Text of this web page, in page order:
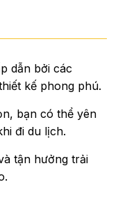
dẫn bởi các
kế phong phú.
bạn có thể yên
đi du lịch.
tận hưởng trải